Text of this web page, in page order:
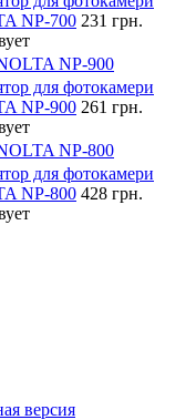
NP-700 231 грн.
NP-900
для фотокамери
NP-900 261 грн.
NP-800
для фотокамери
NP-800 428 грн.
версия